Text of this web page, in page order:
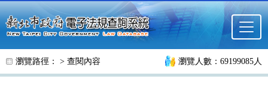
跳至主要內容
瀏覽路徑： > 查閱內容 瀏覽人數：69199085人